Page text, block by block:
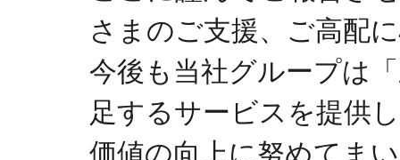
さまのご支援、ご高配
今後も当社グループは
足するサービスを提供
価値の向上に努めてま